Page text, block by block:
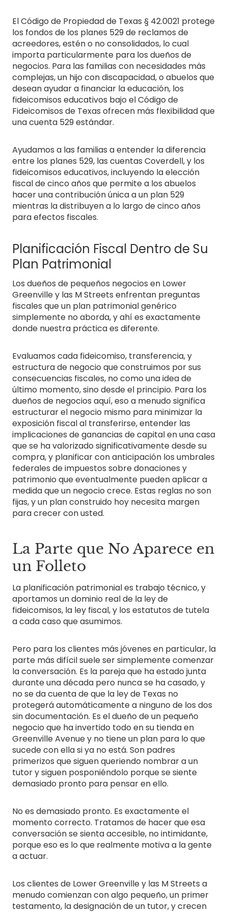
El Código de Propiedad de Texas § 42.0021 protege
los fondos de los planes 529 de reclamos de
acreedores, estén o no consolidados, lo cual
importa particularmente para los dueños de
negocios. Para las familias con necesidades más
complejas, un hijo con discapacidad, o abuelos que
desean ayudar a financiar la educación, los
fideicomisos educativos bajo el Código de
Fideicomisos de Texas ofrecen más flexibilidad que
una cuenta 529 estándar.
Ayudamos a las familias a entender la diferencia
entre los planes 529, las cuentas Coverdell, y los
fideicomisos educativos, incluyendo la elección
fiscal de cinco años que permite a los abuelos
hacer una contribución única a un plan 529
mientras la distribuyen a lo largo de cinco años
para efectos fiscales.
Planificación Fiscal Dentro de Su
Plan Patrimonial
Los dueños de pequeños negocios en Lower
Greenville y las M Streets enfrentan preguntas
fiscales que un plan patrimonial genérico
simplemente no aborda, y ahí es exactamente
donde nuestra práctica es diferente.
Evaluamos cada fideicomiso, transferencia, y
estructura de negocio que construimos por sus
consecuencias fiscales, no como una idea de
último momento, sino desde el principio. Para los
dueños de negocios aquí, eso a menudo significa
estructurar el negocio mismo para minimizar la
exposición fiscal al transferirse, entender las
implicaciones de ganancias de capital en una casa
que se ha valorizado significativamente desde su
compra, y planificar con anticipación los umbrales
federales de impuestos sobre donaciones y
patrimonio que eventualmente pueden aplicar a
medida que un negocio crece. Estas reglas no son
fijas, y un plan construido hoy necesita margen
para crecer con usted.
La Parte que No Aparece en
un Folleto
La planificación patrimonial es trabajo técnico, y
aportamos un dominio real de la ley de
fideicomisos, la ley fiscal, y los estatutos de tutela
a cada caso que asumimos.
Pero para los clientes más jóvenes en particular, la
parte más difícil suele ser simplemente comenzar
la conversación. Es la pareja que ha estado junta
durante una década pero nunca se ha casado, y
no se da cuenta de que la ley de Texas no
protegerá automáticamente a ninguno de los dos
sin documentación. Es el dueño de un pequeño
negocio que ha invertido todo en su tienda en
Greenville Avenue y no tiene un plan para lo que
sucede con ella si ya no está. Son padres
primerizos que siguen queriendo nombrar a un
tutor y siguen posponiéndolo porque se siente
demasiado pronto para pensar en ello.
No es demasiado pronto. Es exactamente el
momento correcto. Tratamos de hacer que esa
conversación se sienta accesible, no intimidante,
porque eso es lo que realmente motiva a la gente
a actuar.
Los clientes de Lower Greenville y las M Streets a
menudo comienzan con algo pequeño, un primer
testamento, la designación de un tutor, y crecen